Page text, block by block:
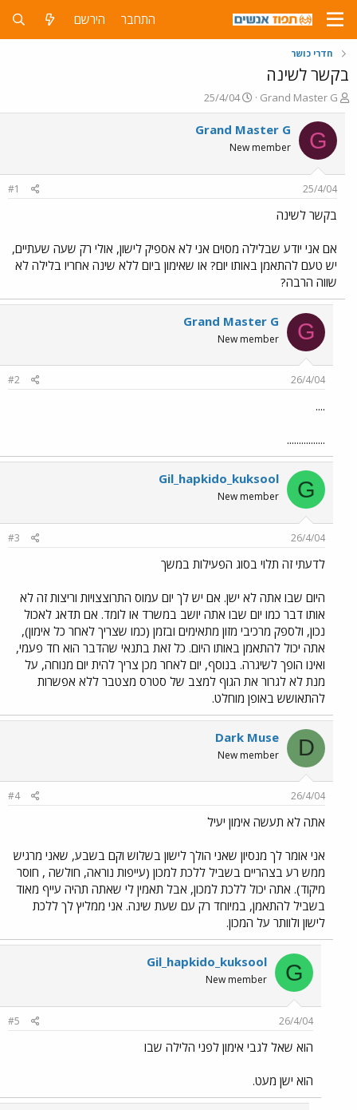
התחבר הירשם
חדרי כושר
בקשר לשינה
פ
ו
ת
ח
ה
ש
א
Grand Master G
פ
ו
ר
ם
25/4/04
G
Grand Master G
New member
25/4/04
#1
בקשר לשינה
אם אני יודע שבלילה מסוים אני לא אספיק לישון, אולי רק שעה שעתיים,
יש טעם להתאמן באותו יום? או שאימון ביום ללא שינה אחריו בלילה לא
שווה הרבה?
G
Grand Master G
New member
26/4/04
#2
....
................
G
Gil_hapkido_kuksool
New member
26/4/04
#3
לדעתי זה תלוי בסוג הפעילות במשך
היום שבו אתה לא ישן. אם יש לך יום עמוס התרוצצויות וריצות זה לא
אותו דבר כמו יום שבו אתה יושב במשרד או לומד. אם תדאג לאכול
נכון, ולספק מרכיבי מזון מתאימים ובזמן (כמו שצריך לאחר כל אימון),
אתה יכול להתאמן באותו היום. כל זאת בתנאי שהדבר הוא חד פעמי,
ואינו הופך לשיגרה. בנוסף, יום לאחר מכן צריך להית יום מנוחה, על
מנת לא לגרור את הגוף למצב של סטרס מצטבר ללא אפשרות
להתאושש באופן מוחלט.
D
Dark Muse
New member
26/4/04
#4
אתה לא תעשה אימון יעיל
אני אומר לך מנסיון שאני הולך לישון בשלוש וקם בשבע, שאני מרגיש
ממש רע בצהריים בשביל ללכת למכון (עייפות נוראה, חולשה , חוסר
מיקוד). אתה יכול ללכת למכון, אבל תאמין לי שאתה תהיה עייף מאוד
בשביל להתאמן, במיוחד רק עם שעת שינה. אני ממליץ לך ללכת
לישון ולוותר על המכון.
G
Gil_hapkido_kuksool
New member
26/4/04
#5
הוא שאל לגבי אימון לפני הלילה שבו
הוא ישן מעט.